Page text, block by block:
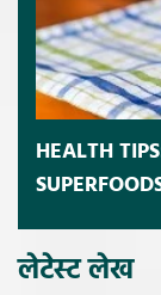
HEALTH
लेटेस्ट लेख